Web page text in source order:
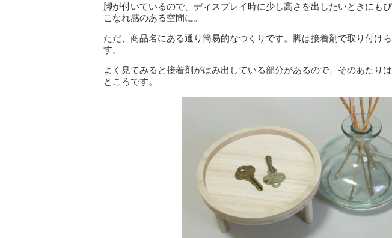
脚が付いているので、ディスプレイ時に少し高さを出したいときにも
こなれ感のある空間に。
ただ、商品名にある通り簡易的なつくりです。脚は接着剤で取り付け
す。
よく見てみると接着剤がはみ出している部分があるので、そのあたり
ところです。